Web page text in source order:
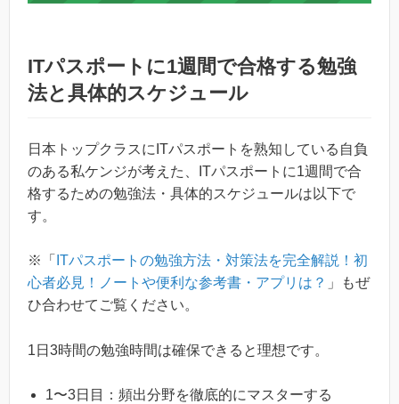
ITパスポートに1週間で合格する勉強
法と具体的スケジュール
日本トップクラスにITパスポートを熟知している自負
のある私ケンジが考えた、ITパスポートに1週間で合
格するための勉強法・具体的スケジュールは以下で
す。
※「 ITパスポートの勉強方法・対策法を完全解説！初
心者必見！ノートや便利な参考書・アプリは？ 」もぜ
ひ合わせてご覧ください。
1日3時間の勉強時間は確保できると理想です。
1〜3日目：頻出分野を徹底的にマスターする